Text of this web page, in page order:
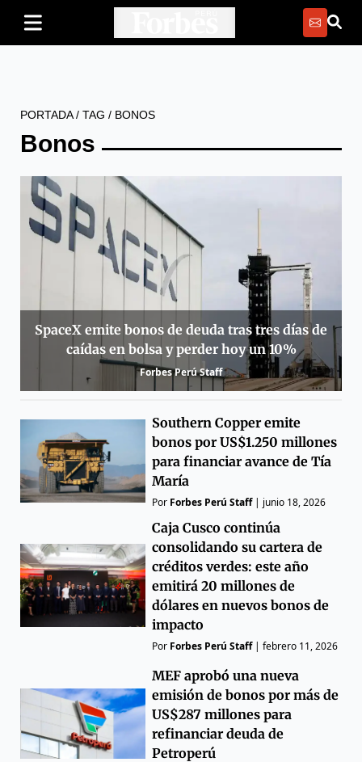
PORTADA/ TAG / BONOS
Bonos
SpaceX emite bonos de deuda tras tres días de
caídas en bolsa y perder hoy un 10%
Forbes Perú Staff
Southern Copper emite
bonos por US$1.250 millones
para financiar avance de Tía
María
Por Forbes Perú Staff| junio 18, 2026
Caja Cusco continúa
consolidando su cartera de
créditos verdes: este año
emitirá 20 millones de
dólares en nuevos bonos de
impacto
Por Forbes Perú Staff|febrero 11, 2026
MEF aprobó una nueva
emisión de bonos por más de
US$287 millones para
refinanciar deuda de
Petroperú